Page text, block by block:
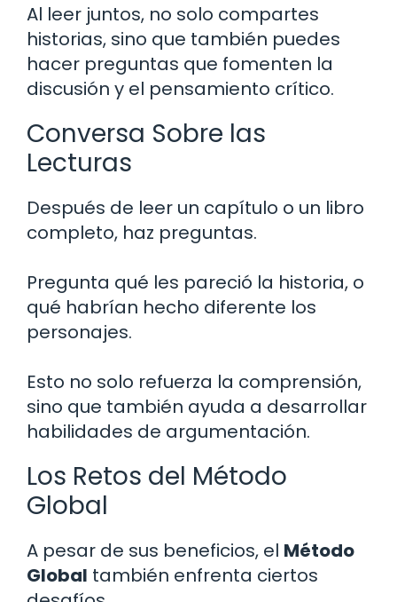
Al leer juntos, no solo compartes
historias, sino que también puedes
hacer preguntas que fomenten la
discusión y el pensamiento crítico.
Conversa Sobre las
Lecturas
Después de leer un capítulo o un libro
completo, haz preguntas.
Pregunta qué les pareció la historia, o
qué habrían hecho diferente los
personajes.
Esto no solo refuerza la comprensión,
sino que también ayuda a desarrollar
habilidades de argumentación.
Los Retos del Método
Global
A pesar de sus beneficios, el Método
Global también enfrenta ciertos